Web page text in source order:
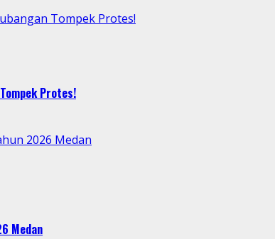
Tompek Protes!
Protes!
2026 Medan
Medan